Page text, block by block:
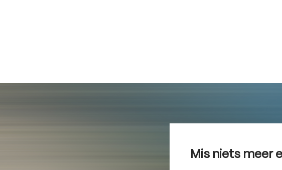
Mis niets meer